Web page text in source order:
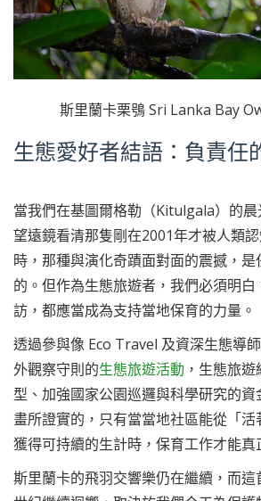
斯里蘭卡栗鴞 Sri Lanka Bay
生態愛好者結語：負責任
當我們在基圖爾格勒（Kitulgala）的
望遠鏡看清那隻剛在2001年才被人類
時，那種與演化奇蹟面對面的震撼，
的。但作為生態旅遊者，我們必須明
訪，都應當成為支持當地保育的力量。
透過參與像 Eco Travel 及資深生態導
外觀察守則的生態旅遊活動 ，生態旅
型、加強國家公園巡邏與科學研究的
畫所證實的，只有當當地社區能從「
獲得可持續的生計時，保育工作才能真
斯里蘭卡的飛羽交響樂仍在繼續，而